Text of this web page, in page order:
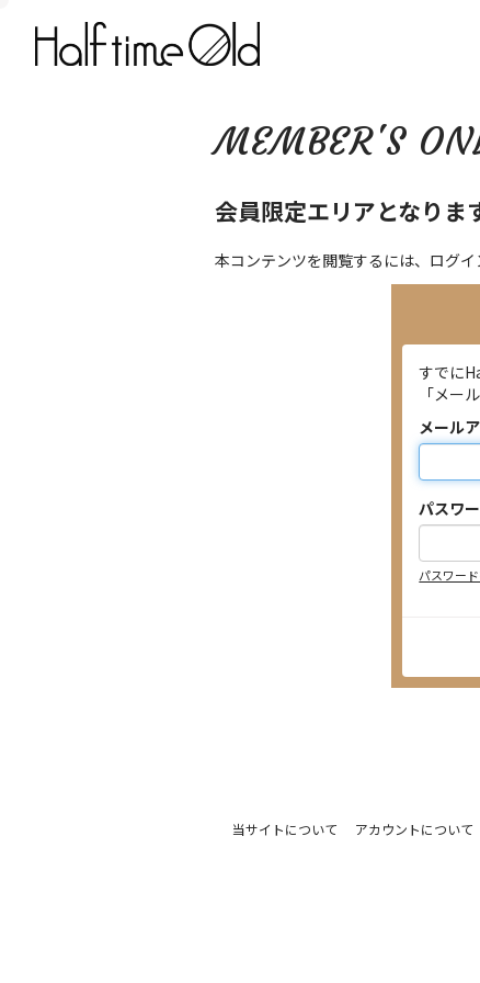
MEMBER'S
会員限定エリアとなりま
本コンテンツを閲覧するには、ログイ
すでに
「メー
メール
パスワ
パスワー
当サイトについて アカウントについて